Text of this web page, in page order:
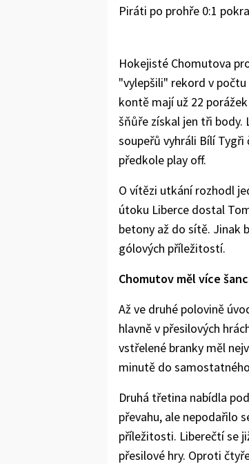
Piráti po prohře 0:1
Hokejisté Chomutova
"vylepšili" rekord v
kontě mají už 22
šňůře získal jen tři body.
soupeřů vyhráli Bílí
předkole play off.
O vítězi utkání rozhodl
útoku Liberce dostal
betony až do sítě. Jinak
gólových příležitostí.
Chomutov měl více
Až ve druhé polovině
hlavně v přesilových
vstřelené branky měl
minutě do
Druhá třetina nabídla
převahu, ale nepodařilo
příležitosti. Liberečtí se
přesilové hry. Oproti